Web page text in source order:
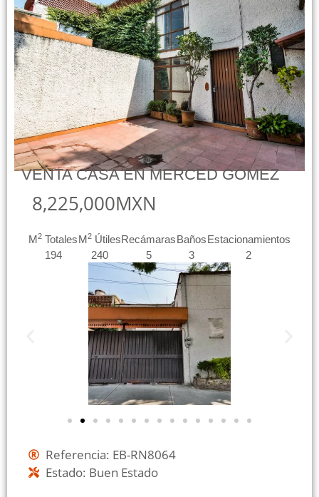
VENTA CASA EN MERCED GÓMEZ
8,225,000MXN
M2 Totales
194
M2Útiles
240
Recámaras
5
Baños
3
Estacionamientos
2
Referencia: EB-RN8064
Estado: Buen Estado